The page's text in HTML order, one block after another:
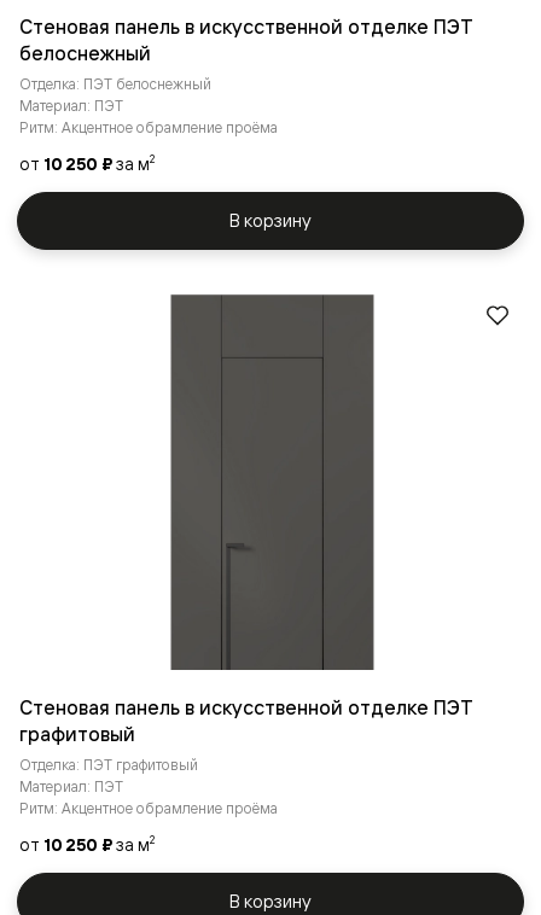
Стеновая панель в искусственной отделке ПЭТ
белоснежный
Отделка: ПЭТ белоснежный
Материал: ПЭТ
Ритм: Акцентное обрамление проёма
от 10 250 ₽за м2
В корзину
Стеновая панель в искусственной отделке ПЭТ
графитовый
Отделка: ПЭТ графитовый
Материал: ПЭТ
Ритм: Акцентное обрамление проёма
от 10 250 ₽за м2
В корзину